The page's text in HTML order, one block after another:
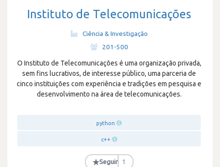
Instituto de Telecomunicações
Ciência & Investigação
201-500
O Instituto de Telecomunicações é uma organização privada,
sem fins lucrativos, de interesse público, uma parceria de
cinco instituições com experiência e tradições em pesquisa e
desenvolvimento na área de telecomunicações.
python
c++
★Seguir 1